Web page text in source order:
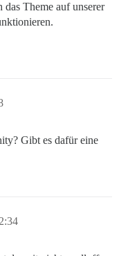
Theme auf unserer
Gibt es dafür eine